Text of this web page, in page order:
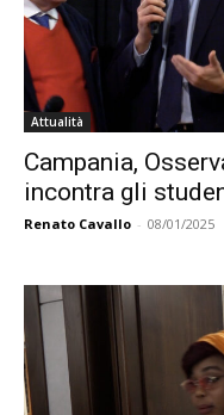
Attualità
Campania,
incontra gli
Renato Cavallo - 08/01/2025